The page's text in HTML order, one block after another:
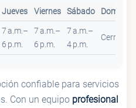
Jueves Viernes Sábado Domingo
7 a.m.–
6 p.m.
7 a.m.–
6 p.m.
7 a.m.–
4 p.m.
Cerrado
confiable para servicios
Con un equipo profesional